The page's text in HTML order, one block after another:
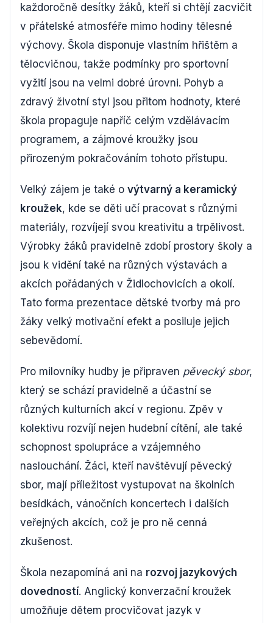
každoročně desítky žáků, kteří si chtějí zacvičit
v přátelské atmosféře mimo hodiny tělesné
výchovy. Škola disponuje vlastním hřištěm a
tělocvičnou, takže podmínky pro sportovní
vyžití jsou na velmi dobré úrovni. Pohyb a
zdravý životní styl jsou přitom hodnoty, které
škola propaguje napříč celým vzdělávacím
programem, a zájmové kroužky jsou
přirozeným pokračováním tohoto přístupu.
Velký zájem je také o výtvarný a keramický
kroužek, kde se děti učí pracovat s různými
materiály, rozvíjejí svou kreativitu a trpělivost.
Výrobky žáků pravidelně zdobí prostory školy a
jsou k vidění také na různých výstavách a
akcích pořádaných v Židlochovicích a okolí.
Tato forma prezentace dětské tvorby má pro
žáky velký motivační efekt a posiluje jejich
sebevědomí.
Pro milovníky hudby je připraven pěvecký sbor,
který se schází pravidelně a účastní se
různých kulturních akcí v regionu. Zpěv v
kolektivu rozvíjí nejen hudební cítění, ale také
schopnost spolupráce a vzájemného
naslouchání. Žáci, kteří navštěvují pěvecký
sbor, mají příležitost vystupovat na školních
besídkách, vánočních koncertech i dalších
veřejných akcích, což je pro ně cenná
zkušenost.
Škola nezapomíná ani na rozvoj jazykových
dovedností. Anglický konverzační kroužek
umožňuje dětem procvičovat jazyk v